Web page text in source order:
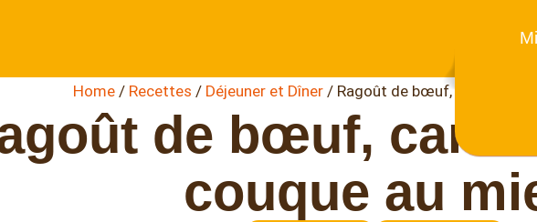
Home/ Recettes / Déjeuner et Dîner/ Ragoût de bœuf, carotte,
de bœuf,
couque au